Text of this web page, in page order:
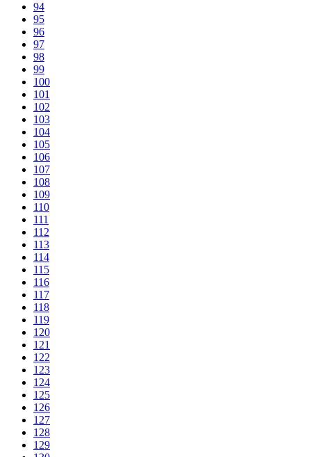
94
95
96
97
98
99
100
101
102
103
104
105
106
107
108
109
110
111
112
113
114
115
116
117
118
119
120
121
122
123
124
125
126
127
128
129